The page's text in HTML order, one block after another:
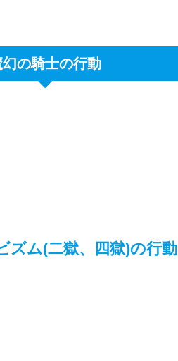
幻の騎士の行動
ズム(二獄、四獄)の行動